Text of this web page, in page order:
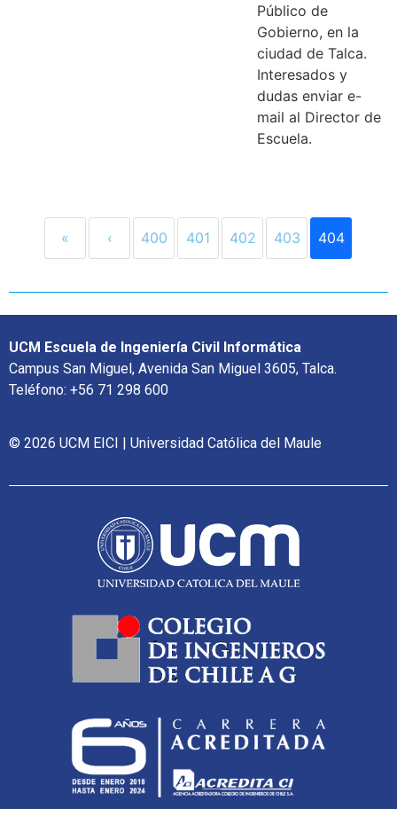
Público de
Gobierno, en la
ciudad de Talca.
Interesados y
dudas enviar e-
mail al Director de
Escuela.
« ‹ 400 401 402 403 404
UCM Escuela de Ingeniería Civil Informática
Campus San Miguel, Avenida San Miguel 3605, Talca.
Teléfono: +56 71 298 600
© 2026 UCM EICI | Universidad Católica del Maule